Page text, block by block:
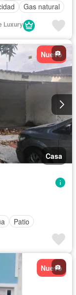
Gas natural
Luxury
Nuevo
Casa
Patio
Nuevo